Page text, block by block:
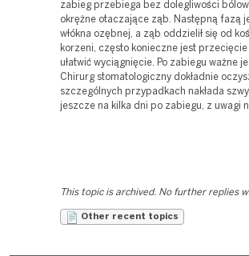
zabieg przebiega bez dolegliwości
okrężne otaczające ząb. Następną fazą
włókna ozębnej, a ząb oddzielił się od
korzeni, często konieczne jest
ułatwić wyciągnięcie. Po zabiegu ważne
Chirurg stomatologiczny dokładnie
szczególnych przypadkach nakłada
jeszcze na kilka dni po zabiegu, z uwagi
This topic is archived. No further replies
Other recent topics